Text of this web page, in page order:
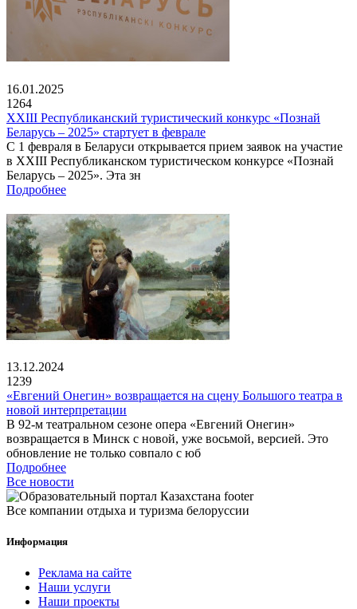
16.01.2025
1264
XXIII Республиканский туристический конкурс «Познай
Беларусь – 2025» стартует в феврале
С 1 февраля в Беларуси открывается прием заявок на участие
в XXIII Республиканском туристическом конкурсе «Познай
Беларусь – 2025». Эта зн
Подробнее
13.12.2024
1239
«Евгений Онегин» возвращается на сцену Большого театра в
новой интерпретации
В 92-м театральном сезоне опера «Евгений Онегин»
возвращается в Минск с новой, уже восьмой, версией. Это
обновление не только совпало с юб
Подробнее
Все новости
Все компании отдыха и туризма белоруссии
Информация
Реклама на сайте
Наши услуги
Наши проекты